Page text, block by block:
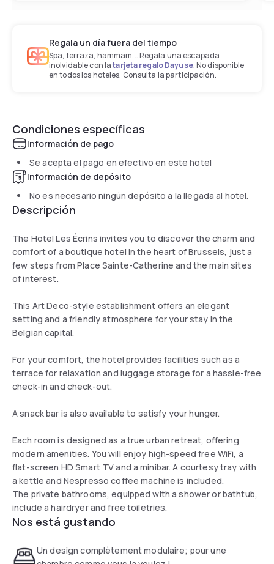
Regala un día fuera del tiempo
Spa, terraza, hammam... Regala una escapada
inolvidable con latarjeta regalo Dayuse. No disponible
en todos los hoteles. Consulta la participación.
Condiciones específicas
Información de pago
Se acepta el pago en efectivo en este hotel
Información de depósito
No es necesario ningún depósito a la llegada al hotel.
Descripción
The Hotel Les Écrins invites you to discover the charm and
comfort of a boutique hotel in the heart of Brussels, just a
few steps from Place Sainte-Catherine and the main sites
of interest.
This Art Deco-style establishment offers an elegant
setting and a friendly atmosphere for your stay in the
Belgian capital.
For your comfort, the hotel provides facilities such as a
terrace for relaxation and luggage storage for a hassle-free
check-in and check-out.
A snack bar is also available to satisfy your hunger.
Each room is designed as a true urban retreat, offering
modern amenities. You will enjoy high-speed free WiFi, a
flat-screen HD Smart TV and a minibar. A courtesy tray with
a kettle and Nespresso coffee machine is included.
The private bathrooms, equipped with a shower or bathtub,
include a hairdryer and free toiletries.
Nos está gustando
Un design complètement modulaire; pour une